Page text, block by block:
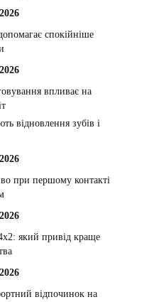
спокійніше
впливає на
відновлення зубів і
при першому контакті
який привід краще
відпочинок на